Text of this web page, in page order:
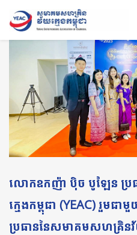
លោកឧកញ៉ា បុិច បូឡែន ប្
ក្មេងកម្ពុជា (YEAC) រួម
ប្រធាននៃសមាគមសហគ្រិន